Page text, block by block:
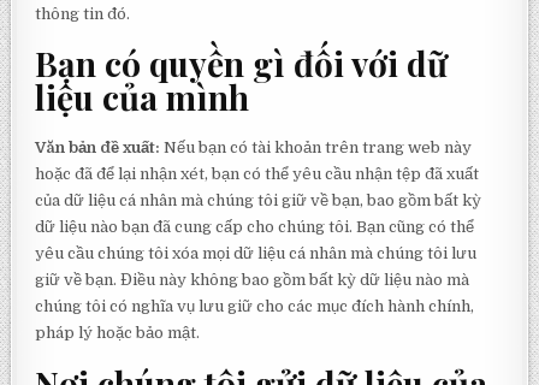
thông tin đó.
Bạn có quyền gì đối với dữ
liệu của mình
Văn bản đề xuất:Nếu bạn có tài khoản trên trang web này
hoặc đã để lại nhận xét, bạn có thể yêu cầu nhận tệp đã xuất
của dữ liệu cá nhân mà chúng tôi giữ về bạn, bao gồm bất kỳ
dữ liệu nào bạn đã cung cấp cho chúng tôi. Bạn cũng có thể
yêu cầu chúng tôi xóa mọi dữ liệu cá nhân mà chúng tôi lưu
giữ về bạn. Điều này không bao gồm bất kỳ dữ liệu nào mà
chúng tôi có nghĩa vụ lưu giữ cho các mục đích hành chính,
pháp lý hoặc bảo mật.